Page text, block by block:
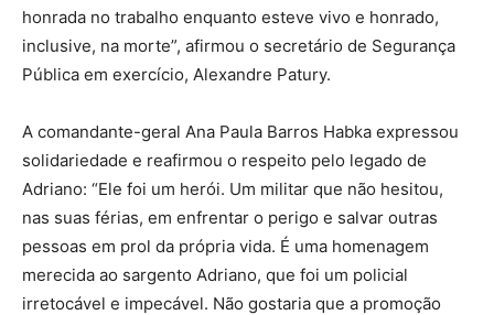
honrada no trabalho enquanto esteve vivo e honrado,
inclusive, na morte”, afirmou o secretário de Segurança
Pública em exercício, Alexandre Patury.
A comandante-geral Ana Paula Barros Habka expressou
solidariedade e reafirmou o respeito pelo legado de
Adriano: “Ele foi um herói. Um militar que não hesitou,
nas suas férias, em enfrentar o perigo e salvar outras
pessoas em prol da própria vida. É uma homenagem
merecida ao sargento Adriano, que foi um policial
irretocável e impecável. Não gostaria que a promoção